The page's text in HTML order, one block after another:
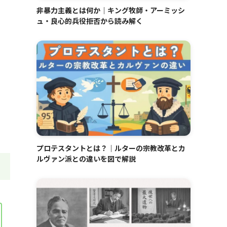
非暴力主義とは何か｜キング牧師・アーミッシ
ュ・良心的兵役拒否から読み解く
プロテスタントとは？｜ルターの宗教改革とカ
ルヴァン派との違いを図で解説